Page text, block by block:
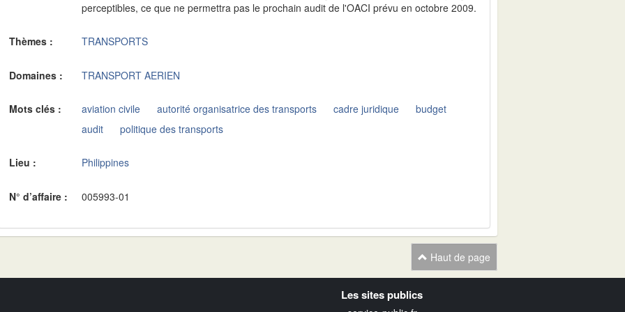
perceptibles, ce que ne permettra pas le prochain audit de l'OACI prévu en octobre 2009.
Thèmes : TRANSPORTS
Domaines : TRANSPORT AERIEN
Mots clés : aviation civile autorité organisatrice des transports cadre juridique
budget
audit
politique des transports
Lieu : Philippines
N° d’affaire : 005993-01
Haut de page
Les sites publics